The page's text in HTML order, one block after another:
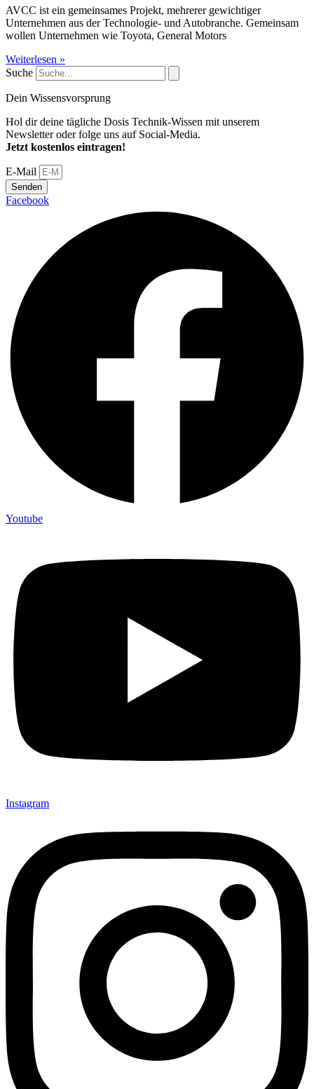
AVCC ist ein gemeinsames Projekt, mehrerer gewichtiger
Unternehmen aus der Technologie- und Autobranche. Gemeinsam
wollen Unternehmen wie Toyota, General Motors
Weiterlesen »
Suche
Dein Wissensvorsprung
Hol dir deine tägliche Dosis Technik-Wissen mit unserem
Newsletter oder folge uns auf Social-Media.
Jetzt kostenlos eintragen!
E-Mail
Senden
Facebook
Youtube
Instagram